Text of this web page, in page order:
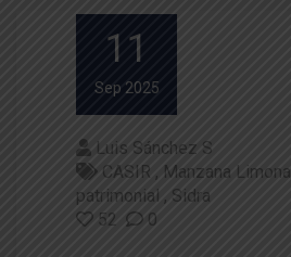
11
Sep 2025
Luis Sánchez S
CASIR
Manzana Limona
patrimonial
Sidra
52
0